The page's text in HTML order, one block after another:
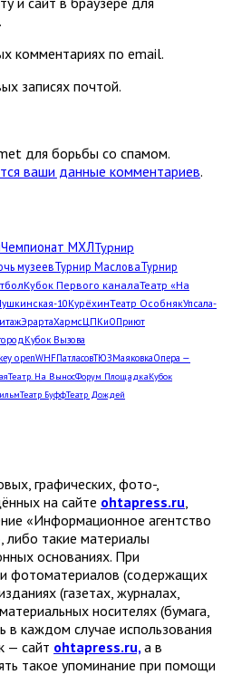
комментариях по email.
записях почтой.
для борьбы со спамом.
ваши данные комментариев.
Чемпионат МХЛТурнир
музеевТурнир МасловаТурнир
Кубок Первого каналаТеатр «На
10КурёхинТеатр ОсобнякУпсала-
ЭрартаХармсЦПКиОПриют
Кубок Вызова
openWHFПатласовТЮЗМаяковкаОпера —
Театр. На ВыносФорум ПлощадкаКубок
Театр БуффТеатр Дождей
графических, фото-,
на сайте ohtapress.ru,
«Информационное агентство
либо такие материалы
основаниях. При
фотоматериалов (содержащих
(газетах, журналах,
носителях (бумага,
в каждом случае использования
— сайт ohtapress.ru, а в
такое упоминание при помощи